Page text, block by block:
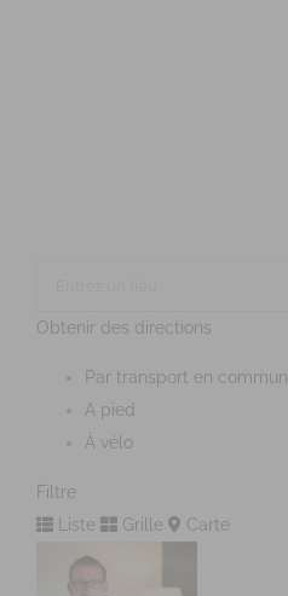
Obtenir des directions
Par transport en commun
A pied
À vélo
Filtre
Liste
Grille Carte